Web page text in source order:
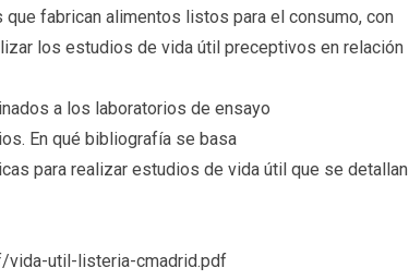
fabrican alimentos listos para el consumo, con
los estudios de vida útil preceptivos en relación
a los laboratorios de ensayo
En qué bibliografía se basa
para realizar estudios de vida útil que se detallan
util-listeria-cmadrid.pdf